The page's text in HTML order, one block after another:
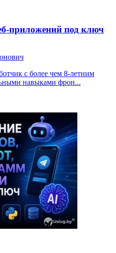
приложений под ключ
с более чем 8-летним
навыками фрон...